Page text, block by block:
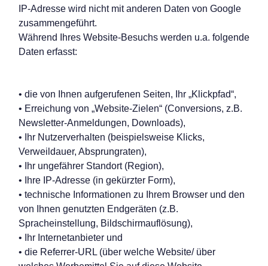
IP-Adresse wird nicht mit anderen Daten von Google
zusammengeführt.
Während Ihres Website-Besuchs werden u.a. folgende
Daten erfasst:
• die von Ihnen aufgerufenen Seiten, Ihr „Klickpfad“,
• Erreichung von „Website-Zielen“ (Conversions, z.B.
Newsletter-Anmeldungen, Downloads),
• Ihr Nutzerverhalten (beispielsweise Klicks,
Verweildauer, Absprungraten),
• Ihr ungefährer Standort (Region),
• Ihre IP-Adresse (in gekürzter Form),
• technische Informationen zu Ihrem Browser und den
von Ihnen genutzten Endgeräten (z.B.
Spracheinstellung, Bildschirmauflösung),
• Ihr Internetanbieter und
• die Referrer-URL (über welche Website/ über